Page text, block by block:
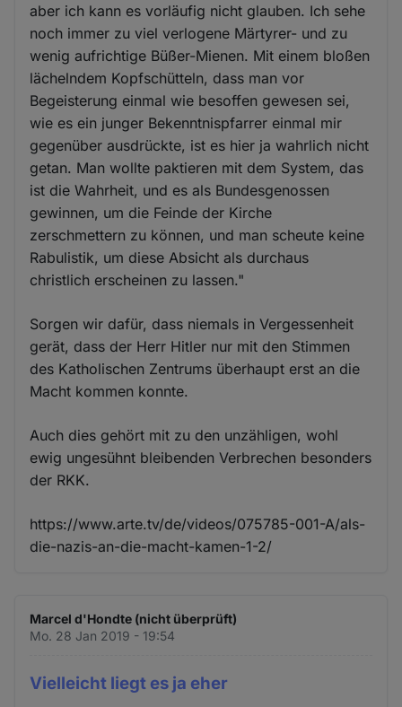
aber ich kann es vorläufig nicht glauben. Ich sehe
noch immer zu viel verlogene Märtyrer- und zu
wenig aufrichtige Büßer-Mienen. Mit einem bloßen
lächelndem Kopfschütteln, dass man vor
Begeisterung einmal wie besoffen gewesen sei,
wie es ein junger Bekenntnispfarrer einmal mir
gegenüber ausdrückte, ist es hier ja wahrlich nicht
getan. Man wollte paktieren mit dem System, das
ist die Wahrheit, und es als Bundesgenossen
gewinnen, um die Feinde der Kirche
zerschmettern zu können, und man scheute keine
Rabulistik, um diese Absicht als durchaus
christlich erscheinen zu lassen."
Sorgen wir dafür, dass niemals in Vergessenheit
gerät, dass der Herr Hitler nur mit den Stimmen
des Katholischen Zentrums überhaupt erst an die
Macht kommen konnte.
Auch dies gehört mit zu den unzähligen, wohl
ewig ungesühnt bleibenden Verbrechen besonders
der RKK.
https://www.arte.tv/de/videos/075785-001-A/als-
die-nazis-an-die-macht-kamen-1-2/
Marcel d'Hondte (nicht überprüft)
Mo. 28 Jan 2019 - 19:54
Vielleicht liegt es ja eher